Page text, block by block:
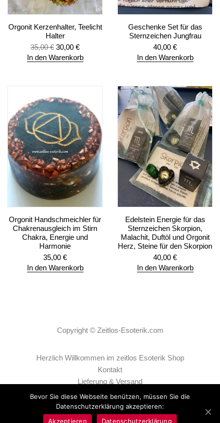
Orgonit Kerzenhalter, Teelicht
Halter
35,00€ 30,00 €
In den Warenkorb
Geschenke Set für das
Sternzeichen Jungfrau
40,00 €
In den Warenkorb
Orgonit Handschmeichler für
Chakrenausgleich im Stirn
Chakra, Energie und
Harmonie
35,00 €
In den Warenkorb
Edelstein Energie für das
Sternzeichen Skorpion,
Malachit, Duftöl und Orgonit
Herz, Steine für den Skorpion
40,00 €
In den Warenkorb
Copyright © Zeitlos-Esoterik.com
Herzlich Willkommen im zeitlos Esoterik Shop
Kontakt
Lieferung & Versand
AGB
Datenschutzerklärung
Impressum
Bevor Sie diese Webseite benützen, müssen Sie die
Datenschutzerklärung akzeptieren:
Akzeptieren
Datenschutzerklärung